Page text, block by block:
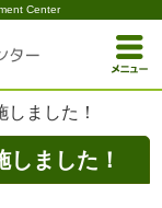
Center
ました！
ました！